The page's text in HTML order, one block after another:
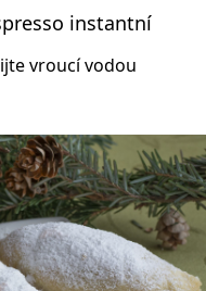
instantní
vroucí vodou